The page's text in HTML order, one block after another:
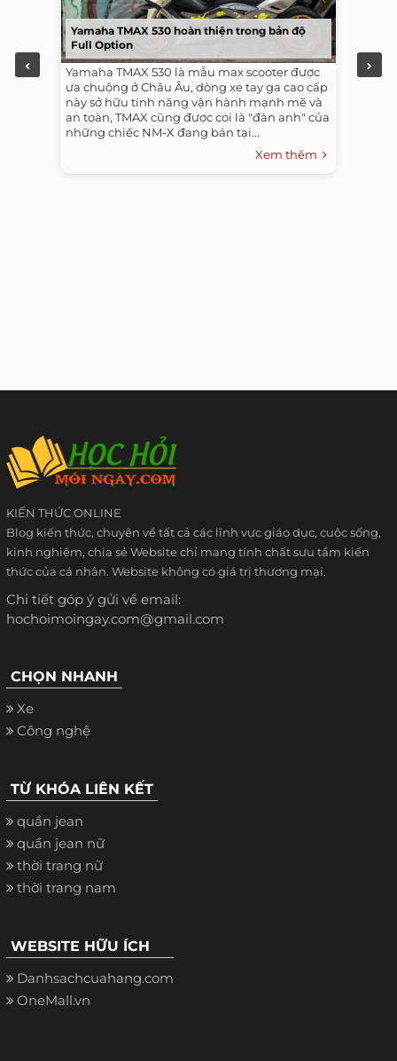
Yamaha TMAX 530 hoàn thiện trong bản độ
Full Option
Yamaha TMAX 530 là mẫu max scooter được
ưa chuộng ở Châu Âu, dòng xe tay ga cao cấp
này sở hữu tính năng vận hành mạnh mẽ và
an toàn, TMAX cũng được coi là "đàn anh" của
những chiếc NM-X đang bán tại...
Xem thêm
KIẾN THỨC ONLINE
Blog kiến thức, chuyên về tất cả các lĩnh vực giáo dục, cuộc sống,
kinh nghiệm, chia sẻ Website chỉ mang tính chất sưu tầm kiến
thức của cá nhân. Website không có giá trị thương mại.
Chi tiết góp ý gửi về email:
hochoimoingay.com@gmail.com
CHỌN NHANH
Xe
Công nghệ
TỪ KHÓA LIÊN KẾT
quần jean
quần jean nữ
thời trang nữ
thời trang nam
WEBSITE HỮU ÍCH
Danhsachcuahang.com
OneMall.vn